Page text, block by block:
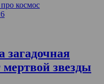
космос
загадочная
мертвой звезды